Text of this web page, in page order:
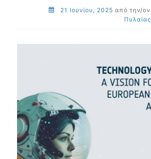
21 Ιουνίου, 2025 από την/ον
Πυλαίας